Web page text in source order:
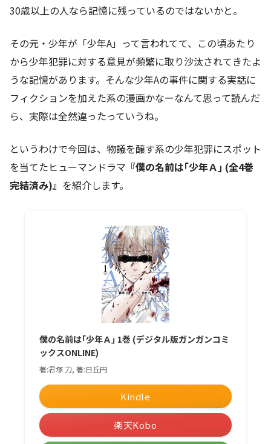
30歳以上の人なら記憶に残っているのではないかと。
その元・少年が「少年A」って言われてて、この頃あたり
から少年犯罪に対する意見が頻繁に取り沙汰されてきたよ
うな記憶があります。そんな少年Aの事件に関する実話に
フィクションを加えた系の漫画かなーなんて思って読んだ
ら、実際は全然違ったっていうね。
というわけで今回は、物議を醸す系の少年犯罪にスポット
を当てたヒューマンドラマ 『僕の名前は｢少年Ａ｣ (全4巻
完結済み)』 を紹介します。
僕の名前は｢少年Ａ｣ 1巻 (デジタル版ガンガンコミ
ックスONLINE)
著:君塚 力, 著:日丘円
Kindle
楽天Kobo